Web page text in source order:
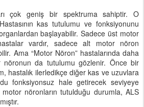
çok geniş bir spektruma sahiptir. O
kas tutulumu ve fonksiyonunu
başlayabilir. Sadece üst motor
vardır, sadece alt motor nöron
Ama “Motor Nöron” hastalarında daha
da tutulumu gözlenir. Önce bir
hastalık ilerledikçe diğer kas ve uzuvlara
fonksiyonsuz hale getirecek seviyeye
nöronların tutulduğu durumla, ALS